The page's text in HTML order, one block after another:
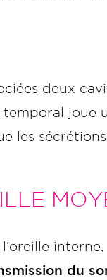
deux
temporal joue
les
du